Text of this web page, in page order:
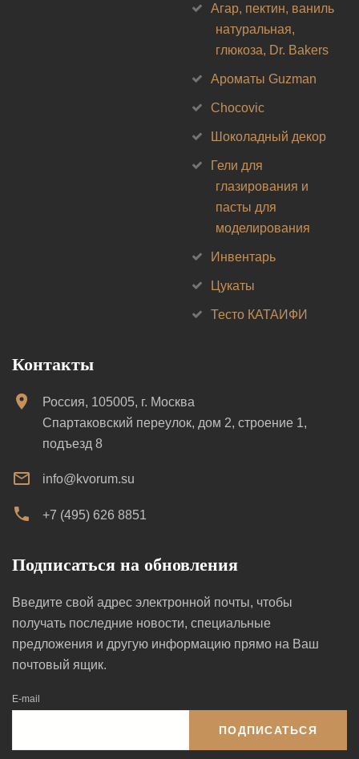
Агар, пектин, ваниль
натуральная,
глюкоза, Dr. Bakers
Ароматы Guzman
Chocovic
Шоколадный декор
Гели для
глазирования и
пасты для
моделирования
Инвентарь
Цукаты
Тесто КАТАИФИ
Контакты
Россия, 105005, г. Москва
Спартаковский переулок, дом 2, строение 1,
подъезд 8
info@kvorum.su
+7 (495) 626 8851
Подписаться на обновления
Введите свой адрес электронной почты, чтобы
получать последние новости, специальные
предложения и другую информацию прямо на Ваш
почтовый ящик.
E-mail
ПОДПИСАТЬСЯ